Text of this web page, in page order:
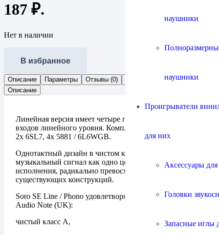
наушники
наушники
Проигрыватели
для них
Аксессуары
Головки
Запасные иглы
187 ₽.
Нет в наличии
В избранное
Описание Параметры Отзывы (0)
Описание
Линейная версия имеет четыре пары однотактных RCA
входов линейного уровня. Комплект ламп: 1x ECC82,
2x 6SL7, 4x 5881 / 6L6WGB.
Однотактный дизайн в чистом классе А сохраняет
музыкальный сигнал как одно целое и, уровнем
исполнения, радикально превосходит большинство
существующих конструкций.
Soro SE Line / Phono удовлетворяет критериям Уровня 2
Audio Note (UK):
чистый класс А,